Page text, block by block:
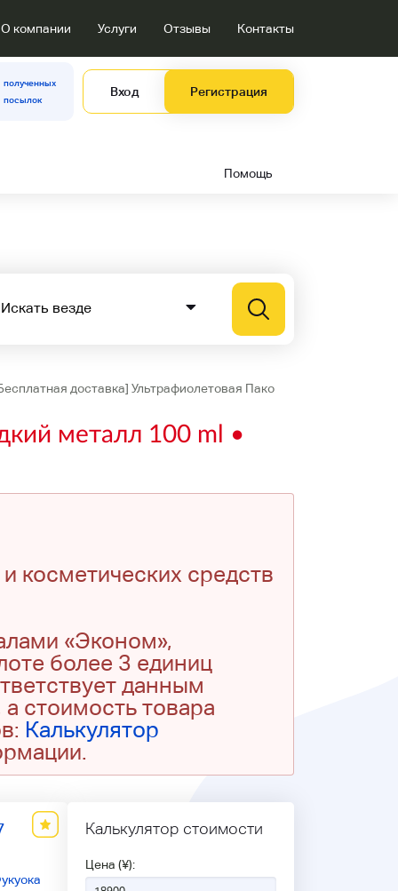
О компании Услуги Отзывы Контакты
полученных
посылок
Вход Регистрация
Помощь
доставка] Ультрафиолетовая Пако
металл 100 ml •
косметических средств
«Эконом»,
более 3 единиц
данным
стоимость товара
Калькулятор
Калькулятор стоимости
Цена (¥):